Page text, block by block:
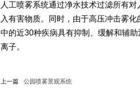
人工喷雾系统通过净水技术过滤所有
入有害物质。同时，由于高压冲击雾
中的近30种疾病具有抑制、缓解和辅
离子。
上一篇 公园喷雾景观系统